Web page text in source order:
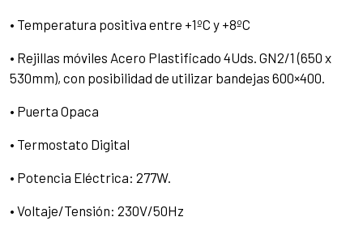
• Temperatura positiva entre +1ºC y +8ºC
• Rejillas móviles Acero Plastificado 4Uds. GN2/1 (650 x
530mm), con posibilidad de utilizar bandejas 600×400.
• Puerta Opaca
• Termostato Digital
• Potencia Eléctrica: 277W.
• Voltaje/Tensión: 230V/50Hz